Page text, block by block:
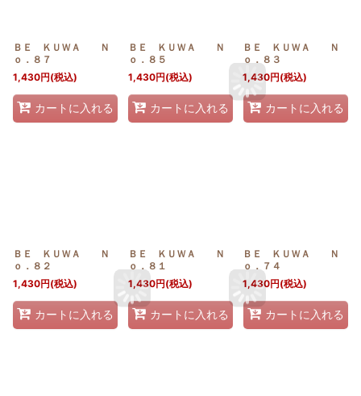
ＢＥ ＫＵＷＡ Ｎ
ｏ．８７
1,430円(税込)
カートに入れる
ＢＥ ＫＵＷＡ Ｎ
ｏ．８５
1,430円(税込)
カートに入れる
ＢＥ ＫＵＷＡ Ｎ
ｏ．８３
1,430円(税込)
カートに入れる
ＢＥ ＫＵＷＡ Ｎ
ｏ．８２
1,430円(税込)
カートに入れる
ＢＥ ＫＵＷＡ Ｎ
ｏ．８１
1,430円(税込)
カートに入れる
ＢＥ ＫＵＷＡ Ｎ
ｏ．７４
1,430円(税込)
カートに入れる